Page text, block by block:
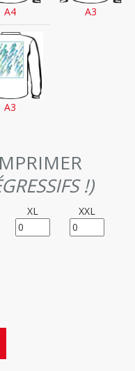
A4
A3
A3
!)
XL XXL